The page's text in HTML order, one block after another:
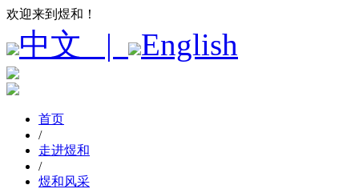
欢迎来到煜和！
中文 | English
首页
/
走进煜和
/
煜和风采